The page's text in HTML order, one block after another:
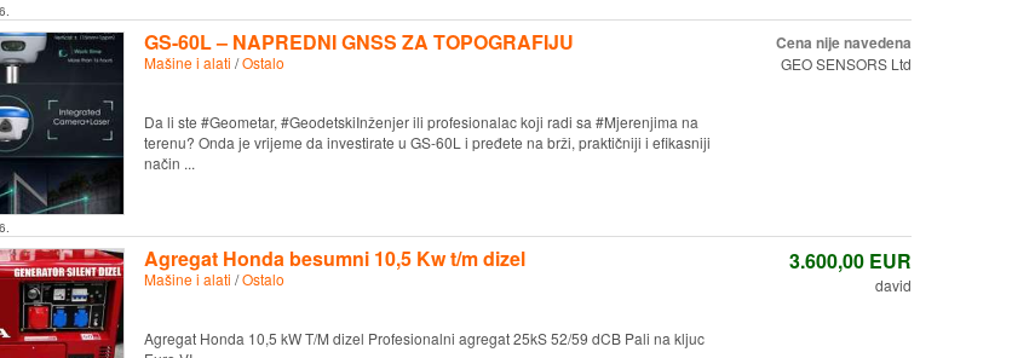
GS-60L – NAPREDNI GNSS ZA TOPOGRAFIJU
Mašine i alati /Ostalo
Da li ste #Geometar, #GeodetskiInženjer ili profesionalac koji radi sa #Mjerenjima na
terenu? Onda je vrijeme da investirate u GS-60L i pređete na brži, praktičniji i efikasniji
način ...
Cena nije navedena
GEO SENSORS Ltd
Agregat Honda besumni 10,5 Kw t/m dizel
Mašine i alati /Ostalo
Agregat Honda 10,5 kW T/M dizel Profesionalni agregat 25kS 52/59 dCB Pali na kljuc
3.600,00EUR
david